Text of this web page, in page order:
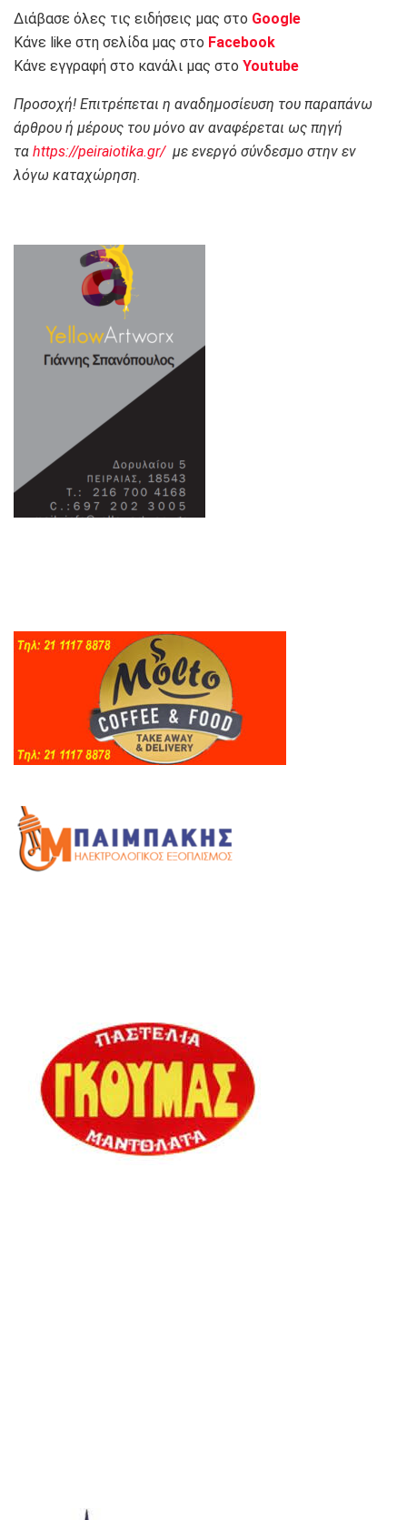
Διάβασε όλες τις ειδήσεις μας στο Google
Κάνε like στη σελίδα μας στο Facebook
Κάνε εγγραφή στο κανάλι μας στο Youtube
Προσοχή! Επιτρέπεται η αναδημοσίευση του παραπάνω
άρθρου ή μέρους του μόνο αν αναφέρεται ως πηγή
τα https://peiraiotika.gr/με ενεργό σύνδεσμο στην εν
λόγω καταχώρηση.